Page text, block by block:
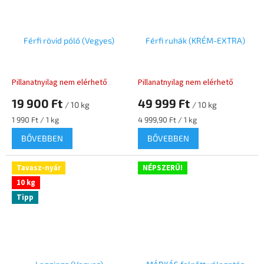
Férfi rövid póló (Vegyes)
Pillanatnyilag nem elérhető
19 900 Ft / 10 kg
Egységár:
1 990 Ft / 1 kg
BŐVEBBEN
Férfi ruhák (KRÉM-EXTRA)
Pillanatnyilag nem elérhető
49 999 Ft / 10 kg
Egységár:
4 999,90 Ft / 1 kg
BŐVEBBEN
Tavasz-nyár
10 kg
Tipp
NÉPSZERŰ!